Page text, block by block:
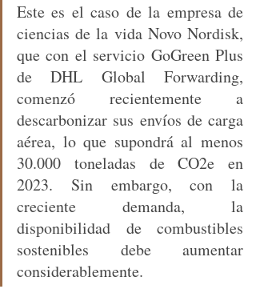
Este es el caso de la empresa de
ciencias de la vida Novo Nordisk,
que con el servicio GoGreen Plus
de DHL Global Forwarding,
comenzó recientemente a
descarbonizar sus envíos de carga
aérea, lo que supondrá al menos
30.000 toneladas de CO2e en
2023. Sin embargo, con la
creciente demanda, la
disponibilidad de combustibles
sostenibles debe aumentar
considerablemente.